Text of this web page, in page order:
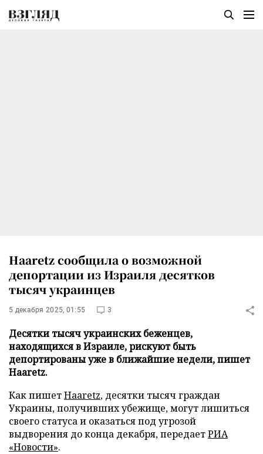
Haaretz сообщила о возможной
депортации из Израиля десятков
тысяч украинцев
5 декабря 2025, 01:55 3
Десятки тысяч украинских беженцев,
находящихся в Израиле, рискуют быть
депортированы уже в ближайшие недели, пишет
Haaretz.
Как пишетHaaretz, десятки тысяч граждан
Украины, получивших убежище, могут лишиться
своего статуса и оказаться под угрозой
выдворения до конца декабря, передаетРИА
«Новости».